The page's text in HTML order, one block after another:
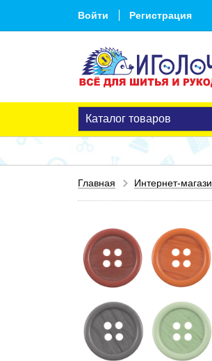
Войти Регистрация
Каталог товаров
Главная Интернет-